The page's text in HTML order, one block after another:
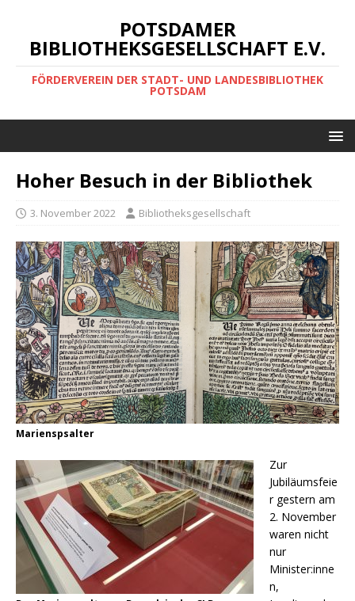
POTSDAMER
BIBLIOTHEKSGESELLSCHAFT E.V.
FÖRDERVEREIN DER STADT- UND LANDESBIBLIOTHEK
POTSDAM
Hoher Besuch in der Bibliothek
3. November 2022 Bibliotheksgesellschaft
Marienspsalter
Zur
Jubiläumsfeie
r gestern am
2. November
waren nicht
nur
Minister:inne
n,